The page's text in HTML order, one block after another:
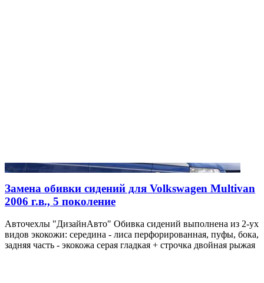
Замена обивки сидений для Volkswagen Multivan
2006 г.в., 5 поколение
Авточехлы "ДизайнАвто" Обивка сидений выполнена из 2-ух
видов экокожи: середина - лиса перфорированная, пуфы, бока,
задняя часть - экокожа серая гладкая + строчка двойная рыжая